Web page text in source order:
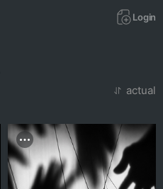
Login
actual